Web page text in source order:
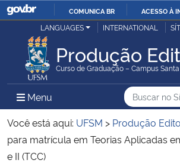
IR
O
COMUNICA BR ACESSO À
Ministério da Justiça e Segurança Pública
Ministério da Defesa
Ministério das Relações Exteriores
Ministério da Economia
LANGUAGES INTERNATIONAL
Produção
Curso de Graduação – Campus
Menu Menu Principal do Sítio
Busca
Buscar
Busca:
Você está aqui: UFSM > Produção
para matrícula em Teorias Aplicadas
e II (TCC)